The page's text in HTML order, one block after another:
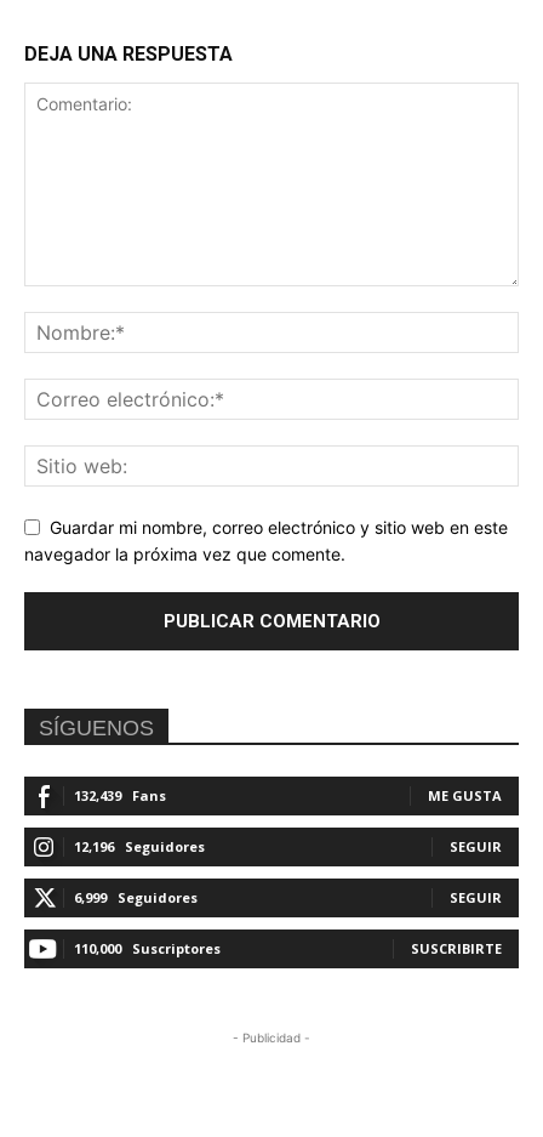
DEJA UNA RESPUESTA
Guardar mi nombre, correo electrónico y sitio web en este
navegador la próxima vez que comente.
SÍGUENOS
132,439 Fans ME GUSTA
12,196 Seguidores SEGUIR
6,999 Seguidores SEGUIR
110,000 Suscriptores SUSCRIBIRTE
- Publicidad -